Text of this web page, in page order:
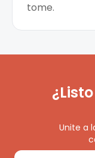
tome.
Unite a